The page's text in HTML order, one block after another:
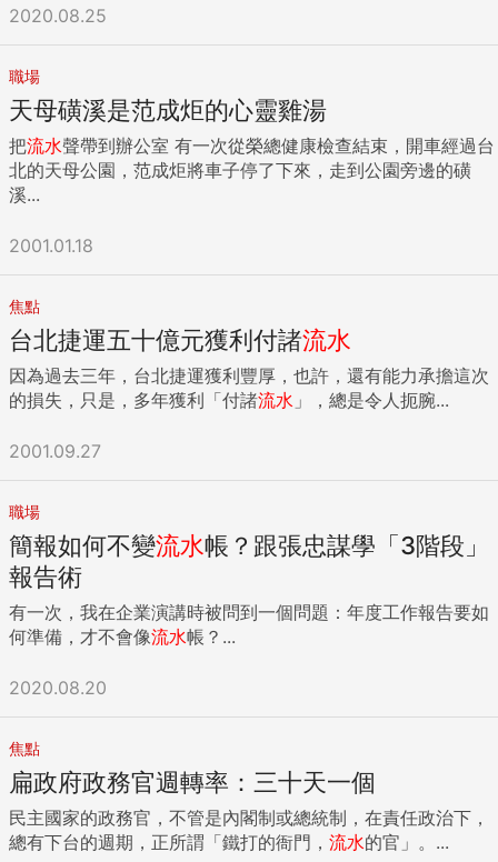
周圍人眼中你們是自制力佳，卻常被批評過於杞人憂天、窮緊
張之人。但中老年後，健康與金錢的實力，讓你們得以避開下
流老人的窘態。 天秤座（923 ~ 1021）： 對你們而言需要伴
侶，才能讓生活過得平衡。從年輕時，就懂得建立不同類型的
社群關係，除了讓個人生活更豐富，同時建立相互幫忙的社群
網路。隨著年齡增長，除了有老伴相隨，身邊還有可商量事情
的老友，一起學習、玩樂的社群朋友。若時運不佳，也比他人
易找到援助，不會被窮困所苦。 天蠍座（1022 ~ 1121）： 會
羨慕的穩定收入。前提是，你們能管束好自己內在意圖將成功
年生活不如預期；然而不至於變成尊嚴盡失的下流老人。 射手
座（1122 ~ 1221）： 自信的才智，在職場上成為年輕早發之
成長的警覺性，在不進則退的狀態中，失去年輕人的競爭力。
要注意，你們難以面對「失意」，陷入憤憤難平的心態，而忽
歸路。 摩羯座（1222 ~ 119） 你們會全心投入工作，而到了
中老年遇到「熟年離婚」狀況。因為離婚，資產重新分配、存
款縮水，獨自生活的各種費用都需獨立支付。加上時間只花在
工作，而沒學習家事和烹飪的日常生活能力，因外食產生更多
飲食費用，生活環境品質也下滑；然在金錢上，不至淪落下流
老人階層。 水瓶座（120 ~ 218）： 不善於和人交往，隨著年
齡增長，你們常是一個人。加上不喜歡麻煩他人的性格，到了
老年退休後，很高比例會是一個人生活。對於財務的處理也很
隨性，在存款不足、只能靠微薄的老人年金生活，萬一又沒個
人房產，會讓你們陷入無屋可住，經濟條件無法自立的下流老
義務職責後，除了存款所剩很少，也不易找到維持生活的正職
工作；即使有子女，也會因體恤兒女賺錢不易，加上性格易退
縮於社交圈外，造成對於會福利可提供的支援無知，陷入孤立
無援的下流老人。 12星座易成為下流老人的前三名：1、雙魚
2、雙子 3、水瓶 {DS_BOX_8775} ...
嗎？」「老師，請問酒算飲料嗎？」 除了這些，還有些千奇百
算是飲料的一種，如果對於飲料的定義有疑問，不妨利用手邊
的資源查詢一下。」我簡要的回答了大家的問題。 「最後，你
們當然可以全部都寫出來，但我想肯定寫不完；換作是你，也
不想看到這麼冗長的清單吧？我希望各位用結構化的方式，簡
明扼要的讓所有人知道便利商店可以買到哪些飲料？」我補充
說明了期望看到的產出結果。 這考驗的不僅是如何有邏輯的思
考與表達。 其中有一組學員的成果挺不錯的，雖然沒有列舉所
有的飲料，但也讓所有人一目了然大致上的飲料分類，以及原
來冰品也算是「飲料」的範圍呢！（見圖3-2） 利用樹狀圖，
就可以將想法結構化的呈現出來。這不是唯一的標準答案，還
有其他不同的分類方式可以來呈現這個問題；不過，哪一種方
式比較好，就值得好好思考了。 這張樹狀圖是如何歸納出來
的？樹狀圖還能運用在哪些地方？接下來，讓我來告訴你。 樹
階層式的結構，以圖像化表現出來的一種方式，看起來就像一
棵倒立的樹，因此得名。使用樹狀圖的目的，是為了去蕪存
菁，將內容的關鍵元素建立起關聯，讓整體結構變得具體可見
（見圖3-3）。 左邊是最典型的樹狀圖，最上方的是「根」，
也就是資料內容的開頭，而下方展開來的是「葉」，彼此之間
以線條連結表示關聯或因果性；有時基於閱讀性的考量，也會
以右邊的形式呈現。 使用樹狀圖，是為了呈現結構化的內容，
像是整理資訊的脈絡、找出問題的原因或解決對策，以及論點
推論與歸納的過程。比方說，企業中的組織圖就是一種常見的
與想法，還有問題分析與解決中會使用到的魚骨圖，也都是樹
狀圖的一種應用（見圖3-4） 3 個步驟，將資訊整理為樹狀圖
如何將一段文字內容的重點、或是構思發想的點子，整理成結
構化的樹狀圖呢？ 只要透過 3 個步驟：① 萃取資訊：從內容
擷取重點或蒐集想法。② 歸納分類：依照元素之間的關聯進
行分類。③ 建立結構：整理成為樹狀圖。 舉例來說，下面這
段文字可以根據 3 個步驟整理為樹狀圖（見圖3-5）。 首先，
2020.08.25
職場
天母磺溪是范成炬的心靈雞湯
把流水聲帶到辦公室 有一次從榮總健康檢查結束，開車經過台
北的天母公園，范成炬將車子停了下來，走到公園旁邊的磺
溪...
2001.01.18
焦點
台北捷運五十億元獲利付諸流水
因為過去三年，台北捷運獲利豐厚，也許，還有能力承擔這次
的損失，只是，多年獲利「付諸流水 」，總是令人扼腕...
2001.09.27
職場
簡報如何不變流水帳？跟張忠謀學「3階段」
報告術
有一次，我在企業演講時被問到一個問題：年度工作報告要如
何準備，才不會像流水帳？...
2020.08.20
焦點
扁政府政務官週轉率：三十天一個
民主國家的政務官，不管是內閣制或總統制，在責任政治下，
總有下台的週期，正所謂「鐵打的衙門， 流水的官」。...